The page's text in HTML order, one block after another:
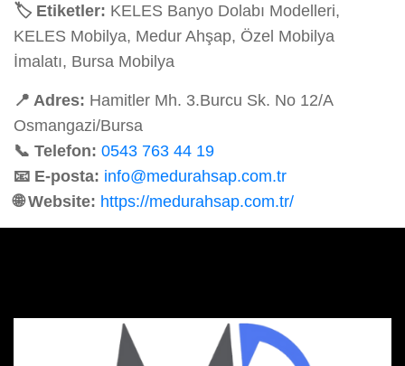
🏷️ Etiketler: KELES Banyo Dolabı Modelleri,
KELES Mobilya, Medur Ahşap, Özel Mobilya
İmalatı, Bursa Mobilya
📍 Adres: Hamitler Mh. 3.Burcu Sk. No 12/A
Osmangazi/Bursa
📞 Telefon: 0543 763 44 19
📧 E-posta: info@medurahsap.com.tr
🌐 Website: https://medurahsap.com.tr/